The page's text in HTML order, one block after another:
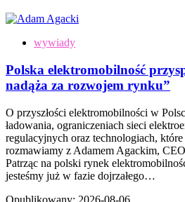
wywiady
Polska elektromobilność
nadąża za rozwojem rynku”
O przyszłości elektromobilności w
ładowania, ograniczeniach sieci
regulacyjnych oraz technologiach,
rozmawiamy z Adamem Agackim,
Patrząc na polski rynek
jesteśmy już w fazie dojrzałego…
Opublikowany: 2026-08-06